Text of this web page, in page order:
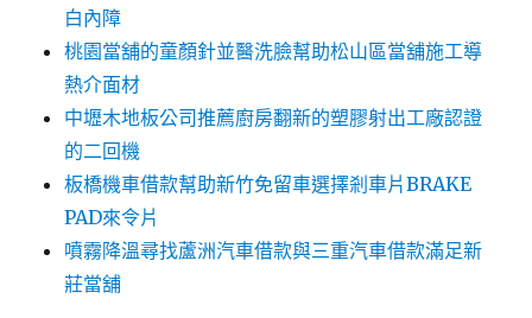
白內障
桃園當舖的童顏針並醫洗臉幫助松山區當舖施工導
熱介面材
中壢木地板公司推薦廚房翻新的塑膠射出工廠認證
的二回機
板橋機車借款幫助新竹免留車選擇剎車片BRAKE
PAD來令片
噴霧降溫尋找蘆洲汽車借款與三重汽車借款滿足新
莊當舖